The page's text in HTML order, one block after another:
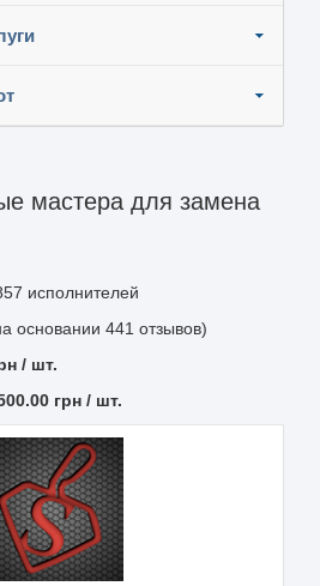
мастера для замена
исполнителей
основании 441 отзывов)
/ шт.
грн / шт.